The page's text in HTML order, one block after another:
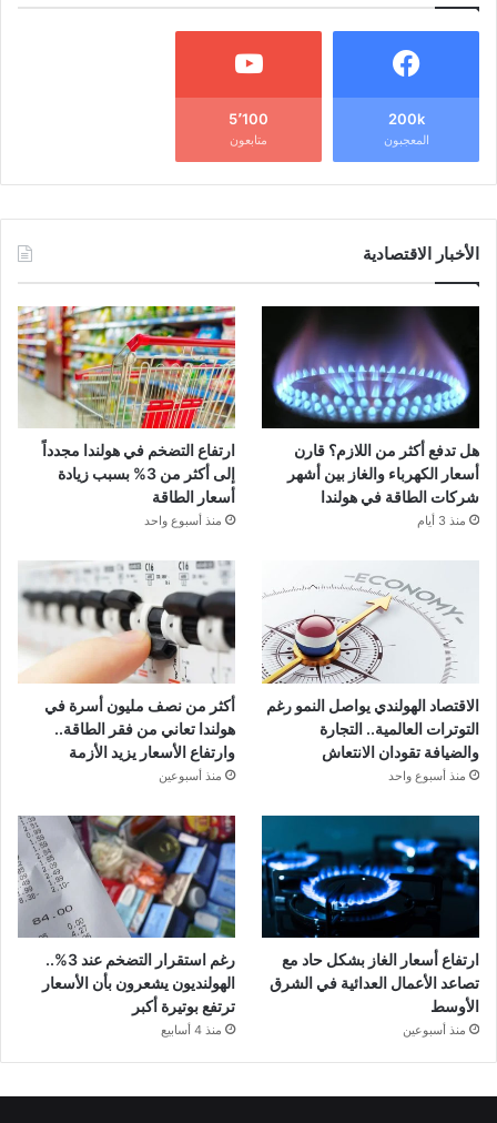
200k
المعجبون
5٬100
متابعون
الأخبار الاقتصادية
هل تدفع أكثر من اللازم؟ قارن
أسعار الكهرباء والغاز بين أشهر
شركات الطاقة في هولندا
منذ 3 أيام
ارتفاع التضخم في هولندا مجدداً
إلى أكثر من 3% بسبب زيادة
أسعار الطاقة
منذ أسبوع واحد
الاقتصاد الهولندي يواصل النمو رغم
التوترات العالمية.. التجارة
والضيافة تقودان الانتعاش
منذ أسبوع واحد
أكثر من نصف مليون أسرة في
هولندا تعاني من فقر الطاقة..
وارتفاع الأسعار يزيد الأزمة
منذ أسبوعين
ارتفاع أسعار الغاز بشكل حاد مع
تصاعد الأعمال العدائية في الشرق
الأوسط
منذ أسبوعين
رغم استقرار التضخم عند 3%..
الهولنديون يشعرون بأن الأسعار
ترتفع بوتيرة أكبر
منذ 4 أسابيع